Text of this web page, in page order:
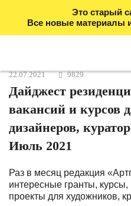
Это старый
Все новые материалы
22.07.2021 9829
Дайджест
вакансий и курсов
дизайнеров,
Июль 2021
Раз в месяц редакция
интересные гранты,
проекты для художников,